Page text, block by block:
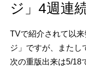
ジ」4週連
TVで紹介されて以
ジ」ですが、またし
次の重版出来は5/18